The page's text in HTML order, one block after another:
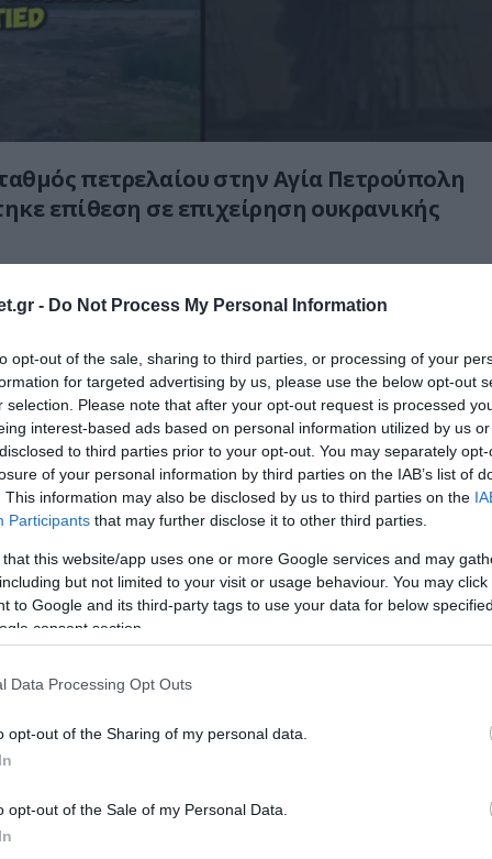
- Do Not Process My Personal Information
opt-out of the sale, sharing to third parties, or processing of your
for targeted advertising by us, please use the below opt-out
selection. Please note that after your opt-out request is processed
interest-based ads based on personal information utilized by us
to third parties prior to your opt-out. You may separately
of your personal information by third parties on the IAB’s list of
This information may also be disclosed by us to third parties on the
Participants that may further disclose it to other third parties.
that this website/app uses one or more Google services and may
but not limited to your visit or usage behaviour. You may
to Google and its third-party tags to use your data for below
consent section.
Data Processing Opt Outs
opt-out of the Sharing of my personal data.
opt-out of the Sale of my Personal Data.
πετρελαίου στην Αγία Πετρούπολη
επίθεση σε επιχείρηση ουκρανικής
κόμβους της Ρωσίας στον Κόλπο της
φέρεται να έγινε στόχος επιχείρησης
με drone αν και κανείς ακόμα
με σιγουριά.
σημαντικό ρόλο στην αποθήκευση και
προϊόντων για την περιοχή της
στρατηγικά σημαντική για τις
της Ρωσίας.
drone θεωρείται βέβαιο ότι χρησιμοποίησε
χώρας.
in St. Petersburg Reportedly Hit in Sabotage
Petersburg—one of Russia’s key energy and
a sabotage or drone strike operation.